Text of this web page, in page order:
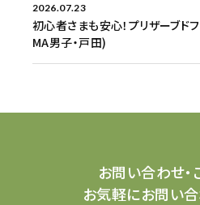
2026.07.23
初心者さまも安心！プリザーブド
MA男子・戸田)
お問い合わせ
お気軽にお問い